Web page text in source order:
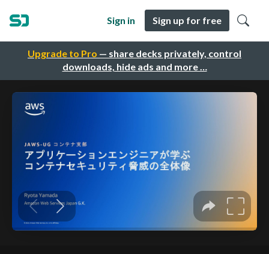
Upgrade to Pro — share decks privately, control
downloads, hide ads and more …
Sign in Sign up for free